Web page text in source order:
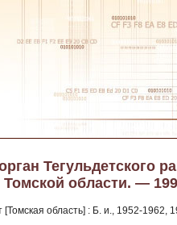
Тегульдетского
области. —
[Томская область] : Б. и., 1952-1962,